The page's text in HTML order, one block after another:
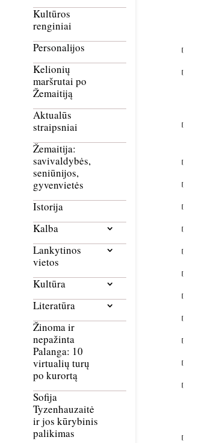
Kultūros
renginiai
Personalijos
Kelionių
maršrutai po
Žemaitiją
Aktualūs
straipsniai
Žemaitija:
savivaldybės,
seniūnijos,
gyvenvietės
Istorija
Kalba
Lankytinos
vietos
Kultūra
Literatūra
Žinoma ir
nepažinta
Palanga: 10
virtualių turų
po kurortą
Sofija
Tyzenhauzaitė
ir jos kūrybinis
palikimas